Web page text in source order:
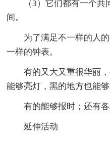
（3）它们都有一个
间。
为了满足不一样的人
一样的钟表。
有的又大又重很华丽
能够亮灯，黑的地方也能够
有的能够报时；还有
延伸活动